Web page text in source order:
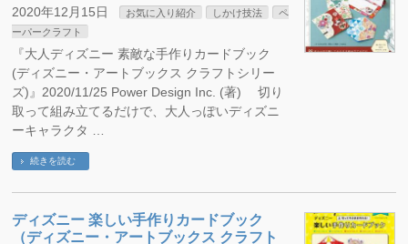
2020年12月15日 お気に入り紹介 しかけ技法
ペ
ーパークラフト
『大人ディズニー 素敵な手作りカードブック
(ディズニー・アートブックス クラフトシリー
ズ)』2020/11/25 Power Design Inc. (著) 切り
取って組み立てるだけで、大人っぽいディズニ
ーキャラクタ …
続きを読む
ディズニー 楽しい手作りカードブック
（ディズニー・アートブックス クラフト